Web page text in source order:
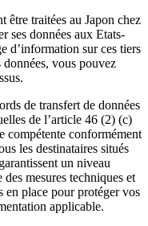
être traitées au Japon chez
ses données aux Etats-
d’information sur ces tiers
vous pouvez
de transfert de données
de l’article 46 (2) (c)
compétente conformément
les destinataires situés
un niveau
mesures techniques et
en place pour protéger vos
applicable.